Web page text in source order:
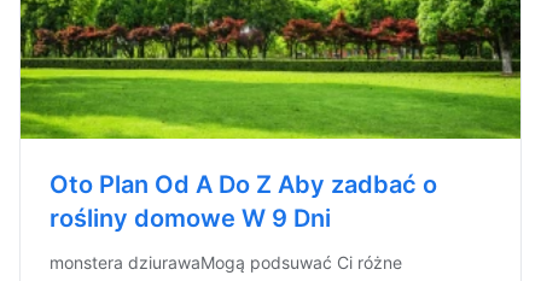
Oto Plan Od A Do Z Aby zadbać o
rośliny domowe W 9 Dni
monstera dziurawaMogą podsuwać Ci różne